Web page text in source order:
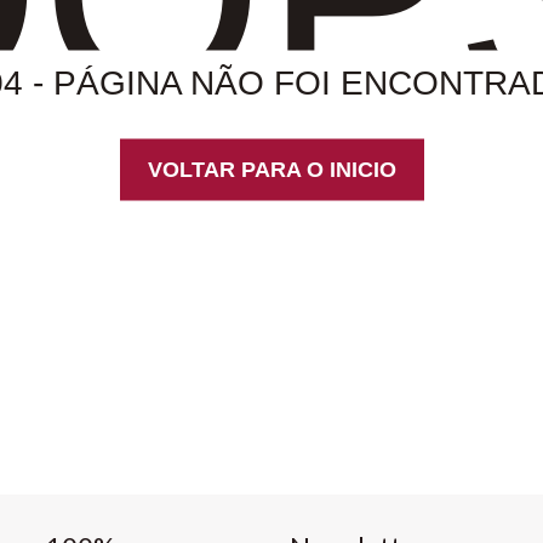
- PÁGINA NÃO FOI
VOLTAR PARA O INICIO